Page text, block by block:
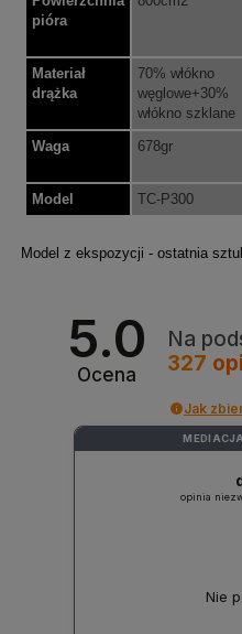
pióra
Materiał
drążka
70% włókno
węglowe+30%
włókno szklane
Waga 678gr
Model TC-P300
Model z ekspozycji - ostatnia
5.0
Ocena
Na
327
Jak
opinia
Nie